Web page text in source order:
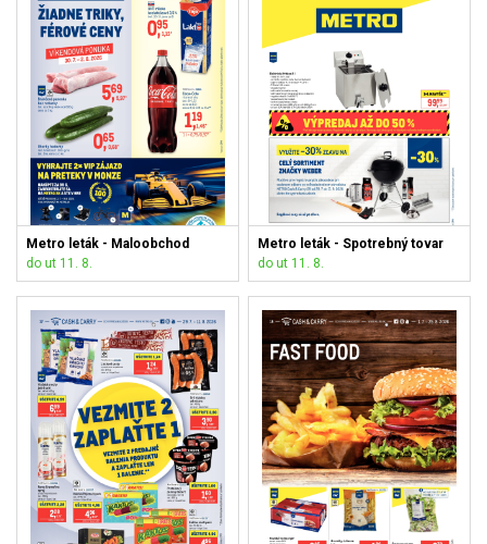
Metro leták - Maloobchod
do ut 11. 8.
Metro leták - Spotrebný tovar
do ut 11. 8.